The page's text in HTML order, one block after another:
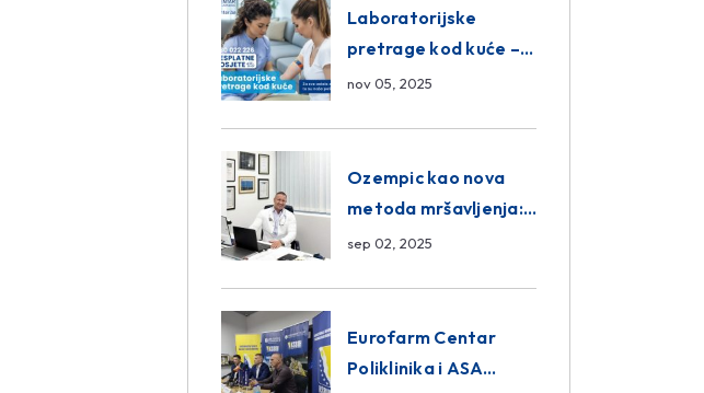
Laboratorijske
pretrage kod kuće –
novo u Eurofam
nov 05, 2025
Ozempic kao nova
metoda mršavljenja:
da ili ne?
sep 02, 2025
Eurofarm Centar
Poliklinika i ASA